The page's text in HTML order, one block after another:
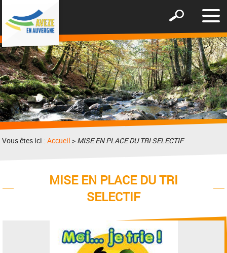
le
Afficher
formulaire
de
recherche
Vous êtes ici :Accueil > MISE EN PLACE DU TRI SELECTIF
MISE EN PLACE DU TRI
SELECTIF